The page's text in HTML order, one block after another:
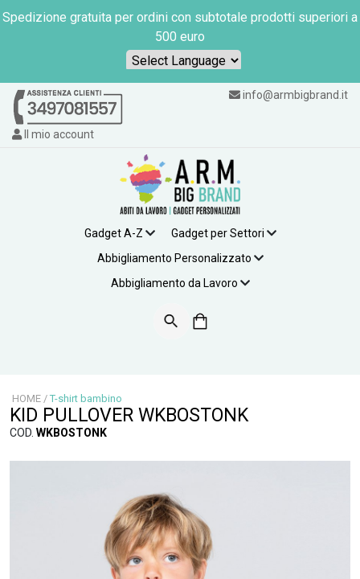
Spedizione gratuita per ordini con subtotale prodotti superiori a
500 euro
Powered by
info@armbigbrand.it
Il mio account
Gadget A-Z
Gadget per Settori
Abbigliamento Personalizzato
Abbigliamento da Lavoro
HOME / T-shirt bambino
KID PULLOVER WKBOSTONK
COD. WKBOSTONK